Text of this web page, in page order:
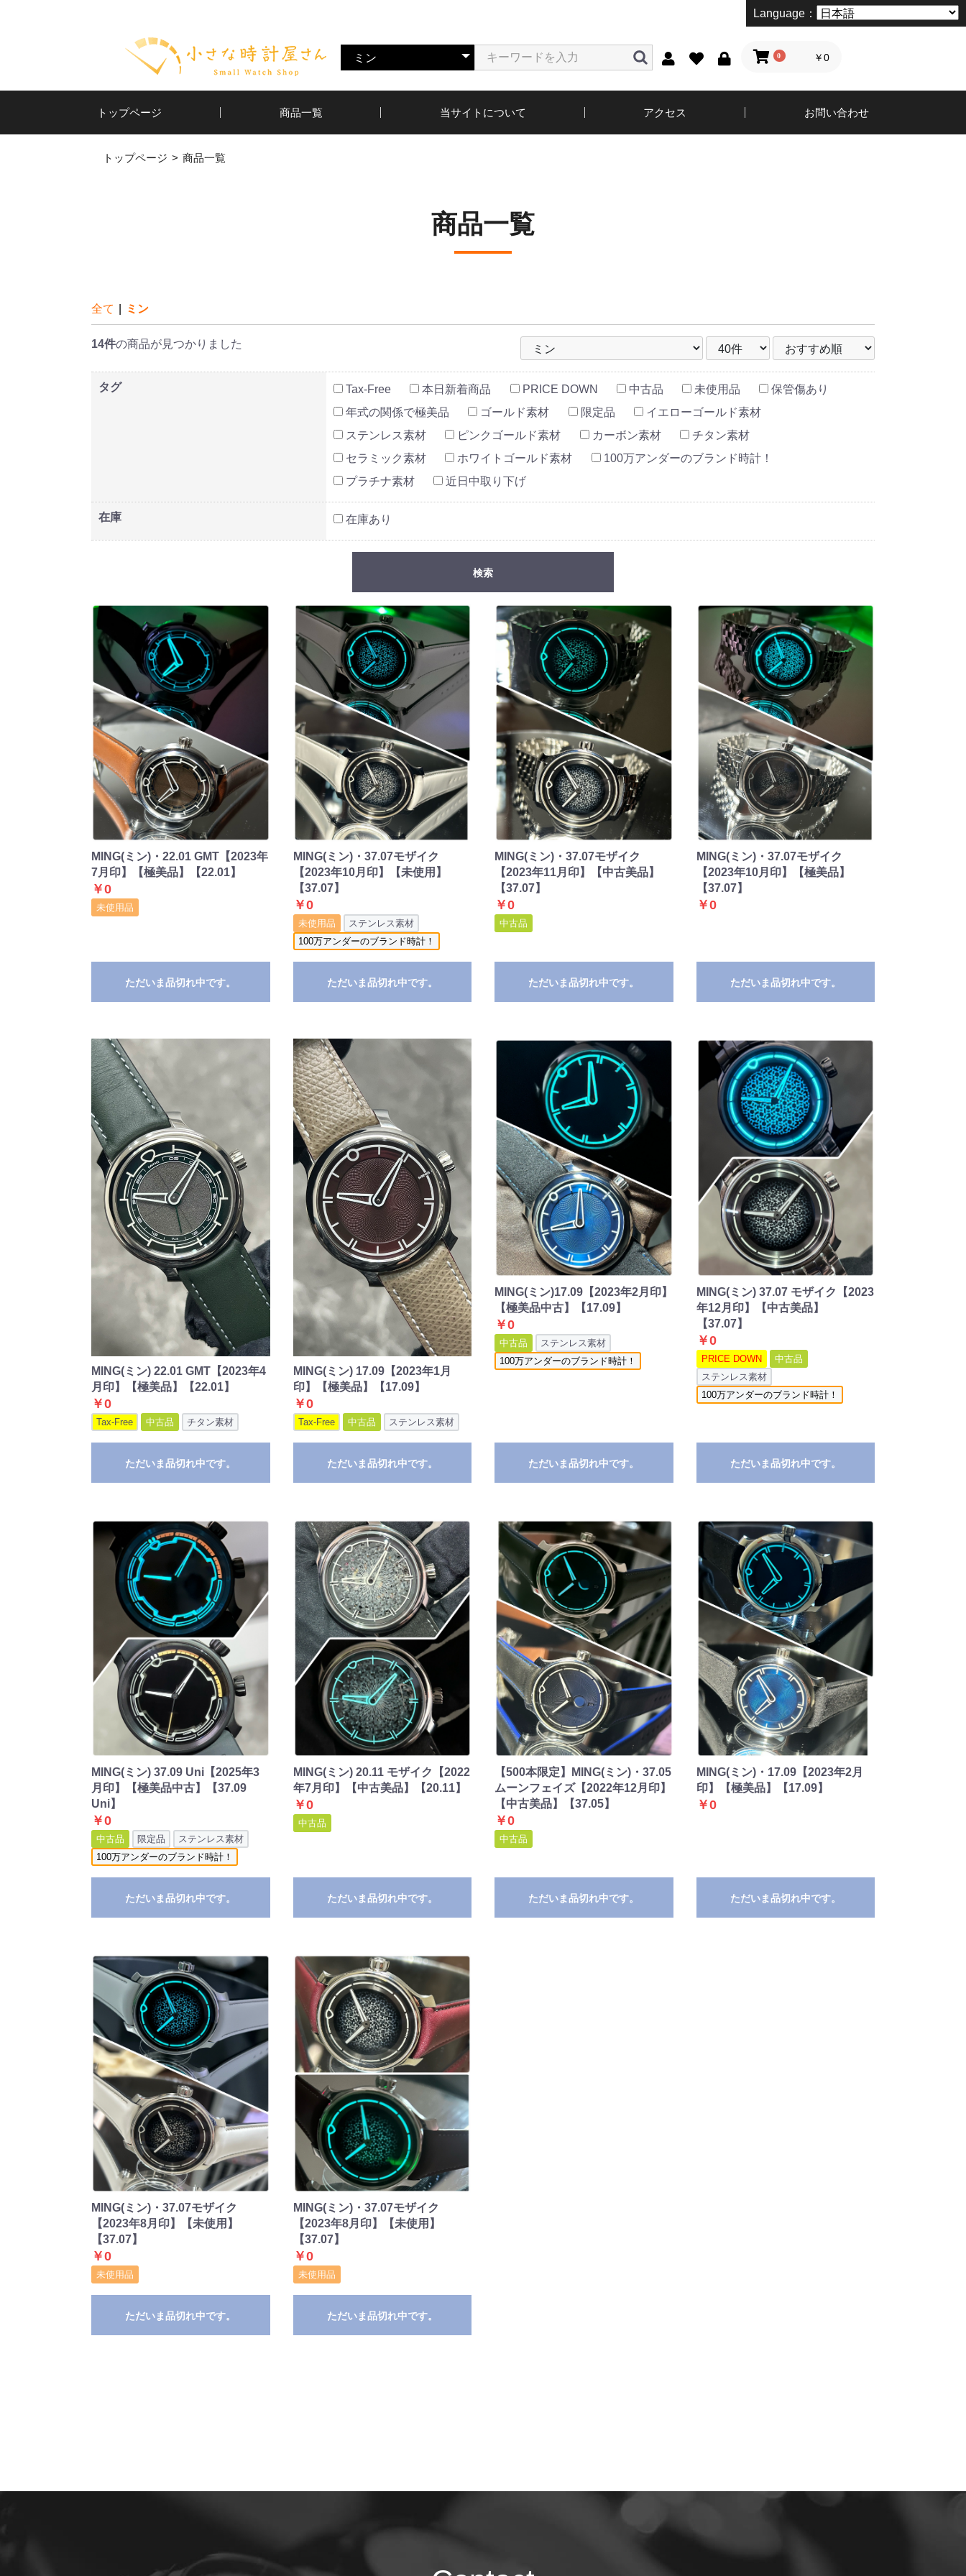
Language：
0 ￥0
トップページ 商品一覧 当サイトについて アクセス お問い合わせ
トップページ 商品一覧
商品一覧
全て ミン
14件の商品が見つかりました
タグ Tax-Free 本日新着商品 PRICE DOWN 中古品 未使用品
保管傷あり
年式の関係で極美品
ゴールド素材 限定品
イエローゴールド素材
ステンレス素材
ピンクゴールド素材 カーボン素材
チタン素材
セラミック素材
ホワイトゴールド素材
100万アンダーのブランド時計！
プラチナ素材
近日中取り下げ
在庫 在庫あり
検索
MING(ミン)・22.01 GMT【2023年
7月印】【極美品】【22.01】
￥0
未使用品
ただいま品切れ中です。
MING(ミン)・37.07モザイク
【2023年10月印】【未使用】
【37.07】
￥0
未使用品
ステンレス素材
100万アンダーのブランド時計！
ただいま品切れ中です。
MING(ミン)・37.07モザイク
【2023年11月印】【中古美品】
【37.07】
￥0
中古品
ただいま品切れ中です。
MING(ミン)・37.07モザイク
【2023年10月印】【極美品】
【37.07】
￥0
ただいま品切れ中です。
MING(ミン) 22.01 GMT【2023年4
月印】【極美品】【22.01】
￥0
Tax-Free 中古品 チタン素材
ただいま品切れ中です。
MING(ミン) 17.09【2023年1月
印】【極美品】【17.09】
￥0
Tax-Free 中古品 ステンレス素材
ただいま品切れ中です。
MING(ミン)17.09【2023年2月印】
【極美品中古】【17.09】
￥0
中古品
ステンレス素材
100万アンダーのブランド時計！
ただいま品切れ中です。
MING(ミン) 37.07 モザイク【2023
年12月印】【中古美品】
【37.07】
￥0
PRICE DOWN
中古品
ステンレス素材
100万アンダーのブランド時計！
ただいま品切れ中です。
MING(ミン) 37.09 Uni【2025年3
月印】【極美品中古】【37.09
Uni】
￥0
中古品 限定品
ステンレス素材
100万アンダーのブランド時計！
ただいま品切れ中です。
MING(ミン) 20.11 モザイク【2022
年7月印】【中古美品】【20.11】
￥0
中古品
ただいま品切れ中です。
【500本限定】MING(ミン)・37.05
ムーンフェイズ【2022年12月印】
【中古美品】【37.05】
￥0
中古品
ただいま品切れ中です。
MING(ミン)・17.09【2023年2月
印】【極美品】【17.09】
￥0
ただいま品切れ中です。
MING(ミン)・37.07モザイク
【2023年8月印】【未使用】
【37.07】
￥0
未使用品
ただいま品切れ中です。
MING(ミン)・37.07モザイク
【2023年8月印】【未使用】
【37.07】
￥0
未使用品
ただいま品切れ中です。